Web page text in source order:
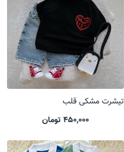
تیشرت مشکی قلب
450,000 تومان